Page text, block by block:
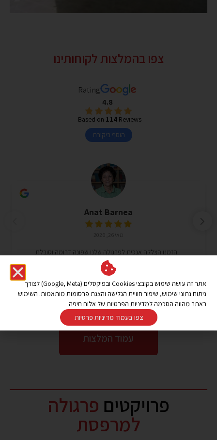
צפו בהמלצות לקוחותינו
Rating
4.8
Based on 114 Reviews
הוסף ביקורת
Anat Barnea
הזמנו הצללה אנכית לפרגולה שלנו שפונה דרומה וסובלת
מחשיפה רבהRead more
עמוד המלצות
פרויקטים פרגולה
למרפסת
אתר זה עושה שימוש בקובצי Cookies ובפיקסלים (Google, Meta) לצורך
ניתוח נתוני שימוש, שיפור חוויית הגלישה והצגת פרסומות מותאמות. השימוש
באתר מהווה הסכמה למדיניות הפרטיות של אלום חיפה
צפו בעמוד מדיניות פרטיות